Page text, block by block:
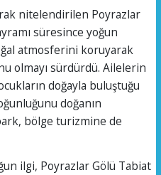
nitelendirilen Poyrazlar
süresince yoğun
atmosferini koruyarak
olmayı sürdürdü. Ailelerin
doğayla buluştuğu
doğanın
bölge turizmine de
ilgi, Poyrazlar Gölü Tabiat